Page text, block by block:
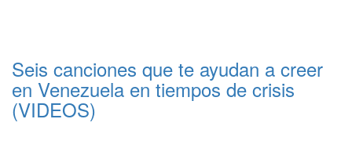
Seis canciones que te ayudan a creer
en Venezuela en tiempos de crisis
(VIDEOS)